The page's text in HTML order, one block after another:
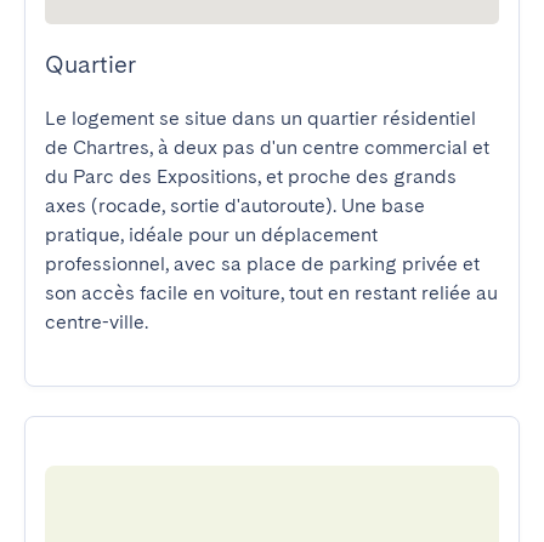
Quartier
Le logement se situe dans un quartier résidentiel
de Chartres, à deux pas d'un centre commercial et
du Parc des Expositions, et proche des grands
axes (rocade, sortie d'autoroute). Une base
pratique, idéale pour un déplacement
professionnel, avec sa place de parking privée et
son accès facile en voiture, tout en restant reliée au
centre-ville.